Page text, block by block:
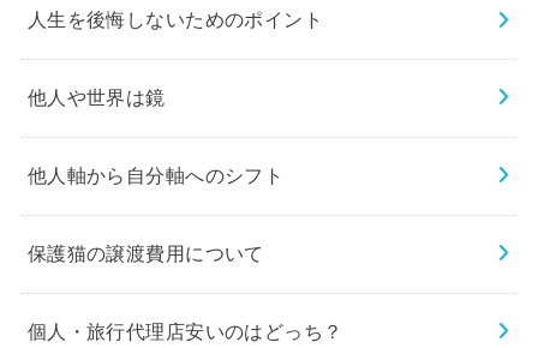
人生を後悔しないためのポイント
他人や世界は鏡
他人軸から自分軸へのシフト
保護猫の譲渡費用について
個人・旅行代理店安いのはどっち？